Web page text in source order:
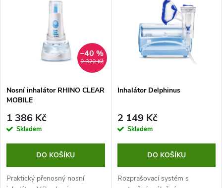
p
r
o
d
s
p
r
2 322 Kč
–40 %
Nosní inhalátor RHINO CLEAR
MOBILE
1 386 Kč
Skladem
DO KOŠÍKU
Praktický přenosný nosní
Inhalátor Delphinus
2 149 Kč
Skladem
DO KOŠÍKU
Rozprašovací systém s